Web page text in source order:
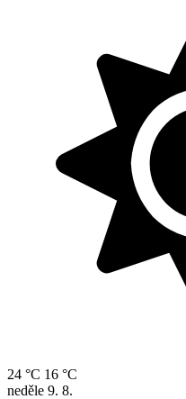
24 °C 16 °C
neděle 9. 8.